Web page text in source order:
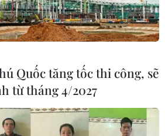
Quốc tăng tốc thi công, sẽ
từ tháng 4/2027